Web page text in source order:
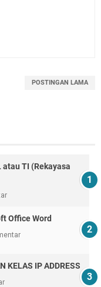
POSTINGAN LAMA
atau TI (Rekayasa
Office Word
KELAS IP ADDRESS